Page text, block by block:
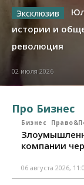
истории и
революция
02 июля 2026
Про Бизнес
Бизнес
компании
06 августа 2026,